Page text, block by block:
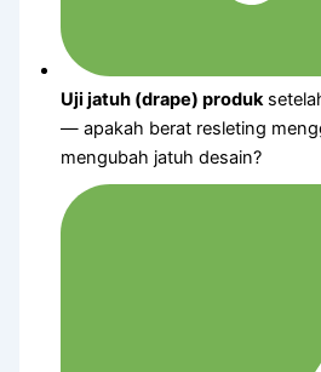
Uji jatuh (drape) produk
— apakah berat resleting
mengubah jatuh desain?